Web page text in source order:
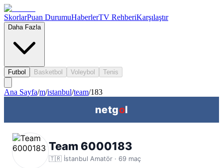
SkorlarPuan DurumuHaberlerTV RehberiKarşılaştır
Daha Fazla
Futbol Basketbol Voleybol Tenis
Ana Sayfa/m/istanbul/team/183
netgol
Team 6000183
🇹🇷 İstanbul Amatör · 69 maç